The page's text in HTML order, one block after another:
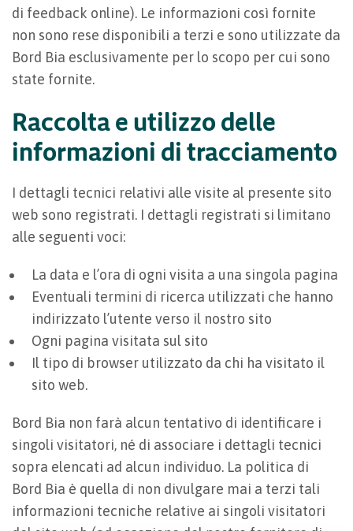
di feedback online). Le informazioni così fornite
non sono rese disponibili a terzi e sono utilizzate da
Bord Bia esclusivamente per lo scopo per cui sono
state fornite.
Raccolta e utilizzo delle
informazioni di tracciamento
I dettagli tecnici relativi alle visite al presente sito
web sono registrati. I dettagli registrati si limitano
alle seguenti voci:
La data e l’ora di ogni visita a una singola pagina
Eventuali termini di ricerca utilizzati che hanno
indirizzato l’utente verso il nostro sito
Ogni pagina visitata sul sito
Il tipo di browser utilizzato da chi ha visitato il
sito web.
Bord Bia non farà alcun tentativo di identificare i
singoli visitatori, né di associare i dettagli tecnici
sopra elencati ad alcun individuo. La politica di
Bord Bia è quella di non divulgare mai a terzi tali
informazioni tecniche relative ai singoli visitatori